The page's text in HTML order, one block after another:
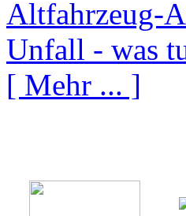
Altfahrzeug-
Unfall - was
[ Mehr ... ]